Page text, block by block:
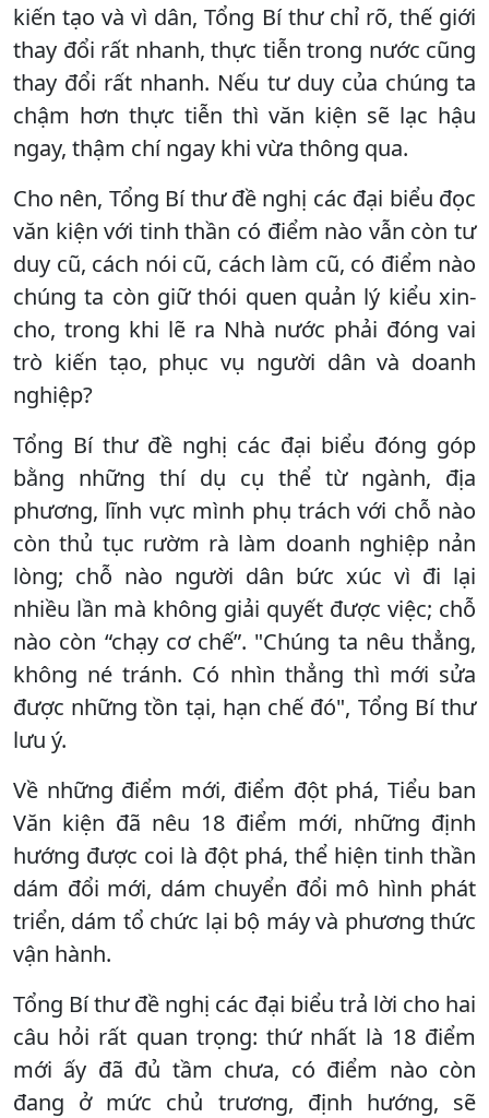
kiến tạo và vì dân, Tổng Bí thư chỉ rõ, thế giới
thay đổi rất nhanh, thực tiễn trong nước cũng
thay đổi rất nhanh. Nếu tư duy của chúng ta
chậm hơn thực tiễn thì văn kiện sẽ lạc hậu
ngay, thậm chí ngay khi vừa thông qua.
Cho nên, Tổng Bí thư đề nghị các đại biểu đọc
văn kiện với tinh thần có điểm nào vẫn còn tư
duy cũ, cách nói cũ, cách làm cũ, có điểm nào
chúng ta còn giữ thói quen quản lý kiểu xin-
cho, trong khi lẽ ra Nhà nước phải đóng vai
trò kiến tạo, phục vụ người dân và doanh
nghiệp?
Tổng Bí thư đề nghị các đại biểu đóng góp
bằng những thí dụ cụ thể từ ngành, địa
phương, lĩnh vực mình phụ trách với chỗ nào
còn thủ tục rườm rà làm doanh nghiệp nản
lòng; chỗ nào người dân bức xúc vì đi lại
nhiều lần mà không giải quyết được việc; chỗ
nào còn “chạy cơ chế”. "Chúng ta nêu thẳng,
không né tránh. Có nhìn thẳng thì mới sửa
được những tồn tại, hạn chế đó", Tổng Bí thư
lưu ý.
Về những điểm mới, điểm đột phá, Tiểu ban
Văn kiện đã nêu 18 điểm mới, những định
hướng được coi là đột phá, thể hiện tinh thần
dám đổi mới, dám chuyển đổi mô hình phát
triển, dám tổ chức lại bộ máy và phương thức
vận hành.
Tổng Bí thư đề nghị các đại biểu trả lời cho hai
câu hỏi rất quan trọng: thứ nhất là 18 điểm
mới ấy đã đủ tầm chưa, có điểm nào còn
đang ở mức chủ trương, định hướng, sẽ